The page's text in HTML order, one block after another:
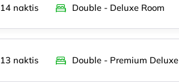
14 naktis Double - Deluxe Room
13 naktis Double - Premium Deluxe